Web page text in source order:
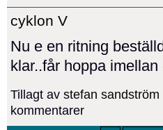
cyklon V
Nu e en ritning
klar..får hoppa
Tillagt av stefan sandström
kommentarer